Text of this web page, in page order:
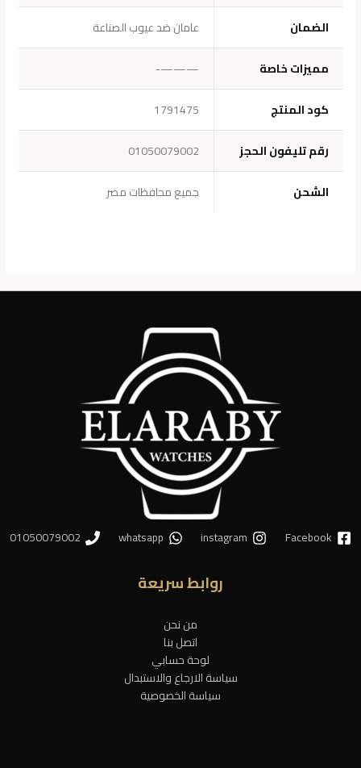
الضمان
عامان ضد عيوب الصناعة
مميزات خاصة
———-
كود المنتج
1791475
رقم تليفون الحجز
01050079002
الشحن
جميع محافظات مصر
Facebook
instagram
whatsapp
01050079002
روابط سريعة
من نحن
اتصل بنا
لوحة حسابي
سياسة الارجاع والاستبدال
سياسة الخصوصية